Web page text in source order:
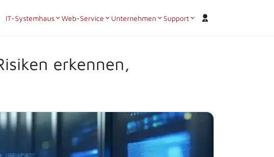
IT-Systemhaus Web-Service Unternehmen Support
erkennen,